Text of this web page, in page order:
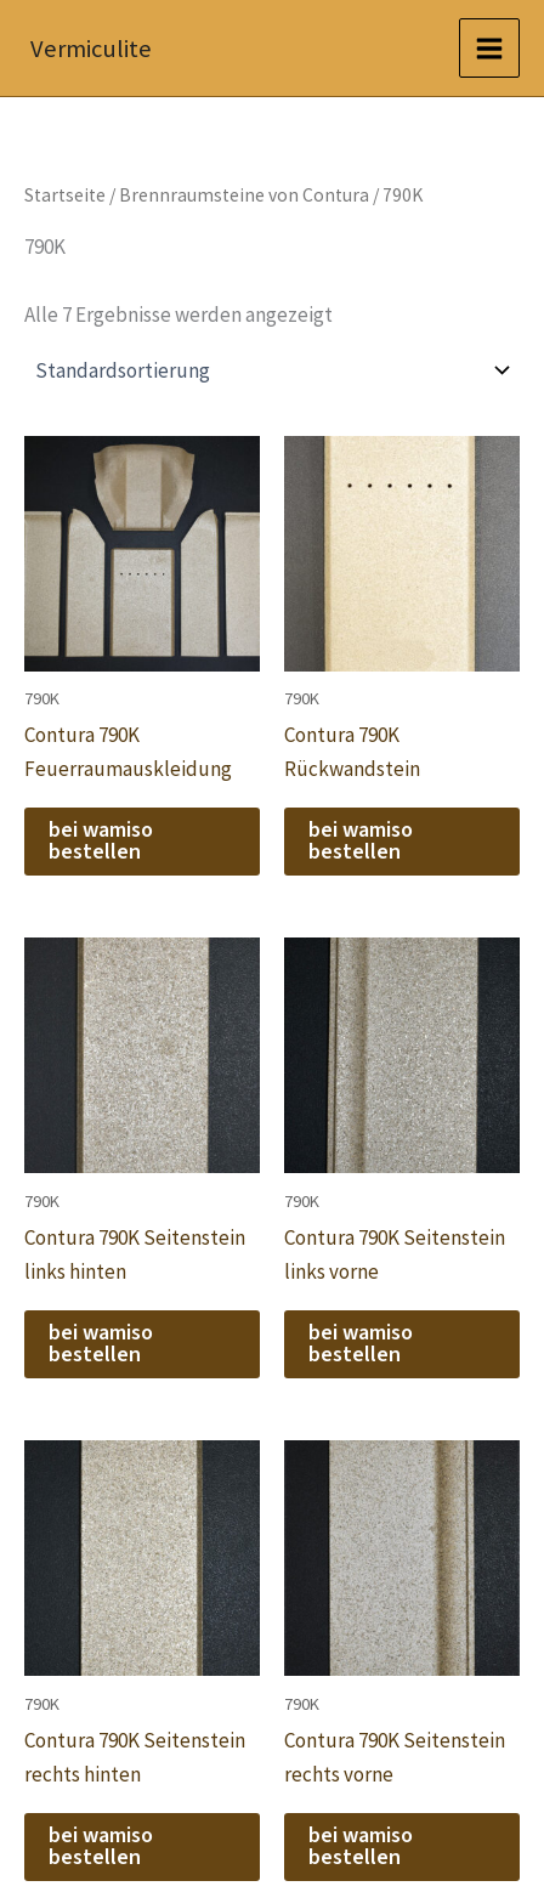
InhaltVermiculite
Startseite / Brennraumsteine von Contura / 790K
790K
Alle 7 Ergebnisse werden angezeigt
790K
Contura 790K
Feuerraumauskleidung
bei wamiso
bestellen
790K
Contura 790K
Rückwandstein
bei wamiso
bestellen
790K
Contura 790K Seitenstein
links hinten
bei wamiso
bestellen
790K
Contura 790K Seitenstein
links vorne
bei wamiso
bestellen
790K
Contura 790K Seitenstein
rechts hinten
bei wamiso
bestellen
790K
Contura 790K Seitenstein
rechts vorne
bei wamiso
bestellen